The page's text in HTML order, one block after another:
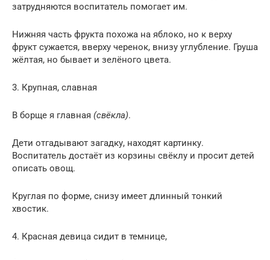
затрудняются воспитатель помогает им.
Нижняя часть фрукта похожа на яблоко, но к верху
фрукт сужается, вверху черенок, внизу углубление. Груша
жёлтая, но бывает и зелёного цвета.
3. Крупная, славная
В борще я главная (свёкла).
Дети отгадывают загадку, находят картинку.
Воспитатель достаёт из корзины свёклу и просит детей
описать овощ.
Круглая по форме, снизу имеет длинный тонкий
хвостик.
4. Красная девица сидит в темнице,